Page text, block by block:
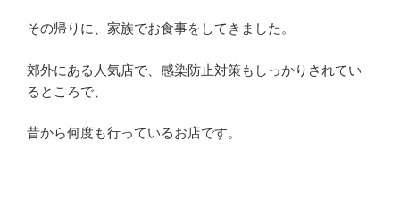
その帰りに、家族でお食事をしてきました。
郊外にある人気店で、感染防止対策もしっかりされてい
るところで、
昔から何度も行っているお店です。